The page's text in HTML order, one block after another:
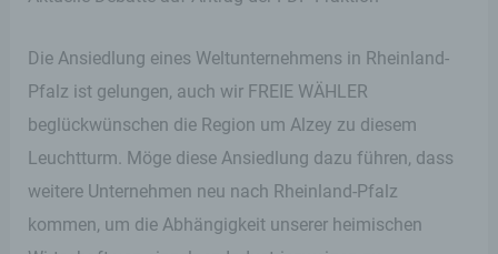
Die Ansiedlung eines Weltunternehmens in Rheinland-
Pfalz ist gelungen, auch wir FREIE WÄHLER
beglückwünschen die Region um Alzey zu diesem
Leuchtturm. Möge diese Ansiedlung dazu führen, dass
weitere Unternehmen neu nach Rheinland-Pfalz
kommen, um die Abhängigkeit unserer heimischen